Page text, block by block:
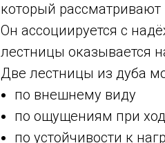
который
Он ассоциируется с
лестницы оказывается
Две лестницы из дуба
по внешнему виду
по ощущениям при
по устойчивости к